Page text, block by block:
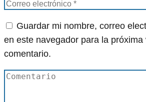
Guardar mi nombre, correo
en este navegador para la próxima
comentario.